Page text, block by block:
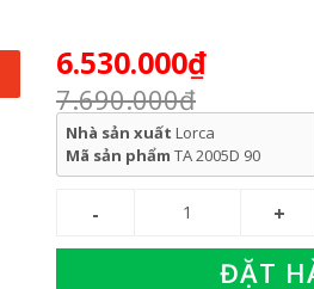
6.530.000₫
7.690.000₫
Nhà sản xuất Lorca
Mã sản phẩm TA 2005D 90
ĐẶT